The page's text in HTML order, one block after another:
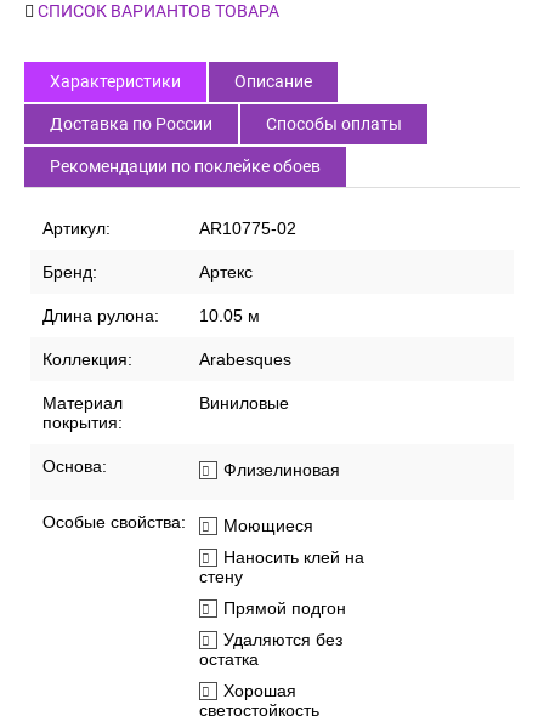
СПИСОК ВАРИАНТОВ ТОВАРА
Характеристики Описание
Доставка по России Способы оплаты
Рекомендации по поклейке обоев
Артикул: AR10775-02
Бренд: Артекс
Длина рулона: 10.05 м
Коллекция: Arabesques
Материал
покрытия:
Виниловые
Основа: Флизелиновая
Особые свойства:
Моющиеся
Наносить клей на
стену
Прямой подгон
Удаляются без
остатка
Хорошая
светостойкость